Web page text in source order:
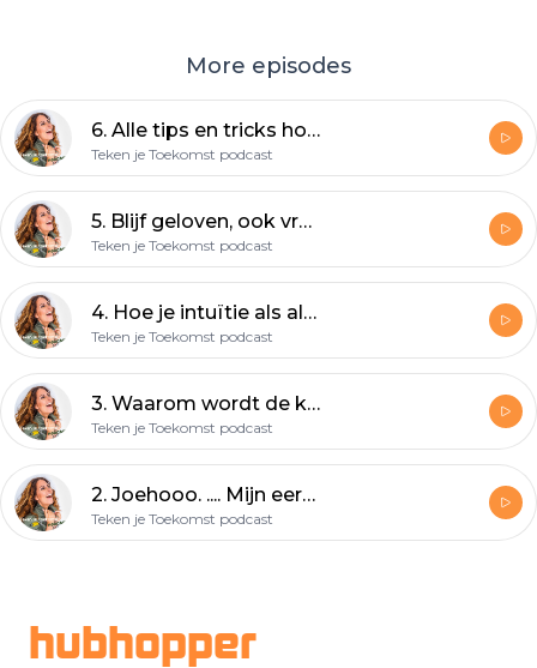
More episodes
6. Alle tips en tricks hoe jij een STAR kunt worden op Instagram - DJ Rocky Valente
Teken je Toekomst podcast
5. Blijf geloven, ook vrouwen zijn goed in sales - Frenzy van den Berg
Teken je Toekomst podcast
4. Hoe je intuïtie als als compas kunt gebruiken en feiten niet vergeet - Monique Verstijnen
Teken je Toekomst podcast
3. Waarom wordt de kracht van verlangens, dromen en wensen zo onderschat?
Teken je Toekomst podcast
2. Joehooo. .... Mijn eerste boek is klaar!
Teken je Toekomst podcast
hubhopper